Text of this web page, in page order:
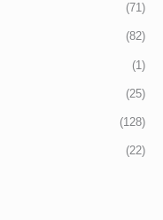
(71)
(82)
(1)
(25)
(128)
(22)